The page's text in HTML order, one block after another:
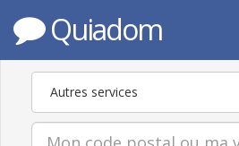
Quiadom
Autres services